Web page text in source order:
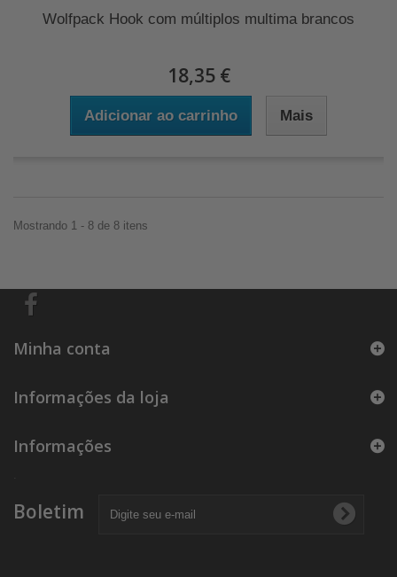
Wolfpack Hook com múltiplos multima brancos
18,35 €
Adicionar ao carrinho Mais
Mostrando 1 - 8 de 8 itens
Minha conta
Informações da loja
Informações
Boletim